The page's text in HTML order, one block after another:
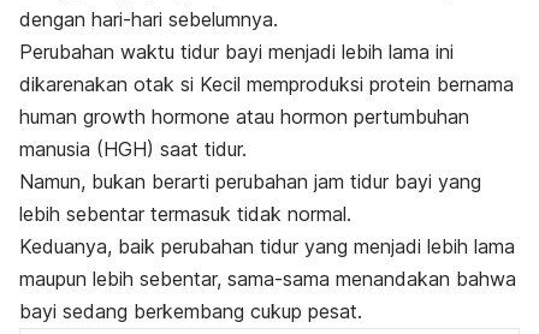
dengan hari-hari sebelumnya.
Perubahan waktu tidur bayi menjadi lebih lama ini
dikarenakan otak si Kecil memproduksi protein bernama
human growth hormone atau hormon pertumbuhan
manusia (HGH) saat tidur.
Namun, bukan berarti perubahan jam tidur bayi yang
lebih sebentar termasuk tidak normal.
Keduanya, baik perubahan tidur yang menjadi lebih lama
maupun lebih sebentar, sama-sama menandakan bahwa
bayi sedang berkembang cukup pesat.